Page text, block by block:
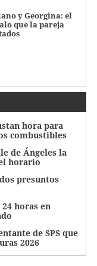
y Georgina: el
que la pareja
hora para
combustibles
de Ángeles la
horario
presuntos
horas en
de SPS que
2026